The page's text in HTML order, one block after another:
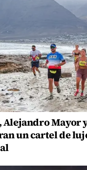
Alejandro Mayor
un cartel de